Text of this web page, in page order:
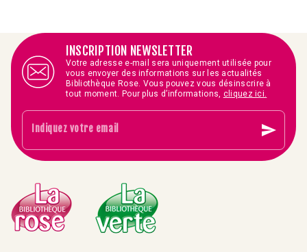
INSCRIPTION NEWSLETTER
Votre adresse e-mail sera uniquement utilisée pour
vous envoyer des informations sur les actualités
Bibliothèque Rose. Vous pouvez vous désinscrire à
tout moment. Pour plus d’informations, cliquez ici.
Indiquez votre email send